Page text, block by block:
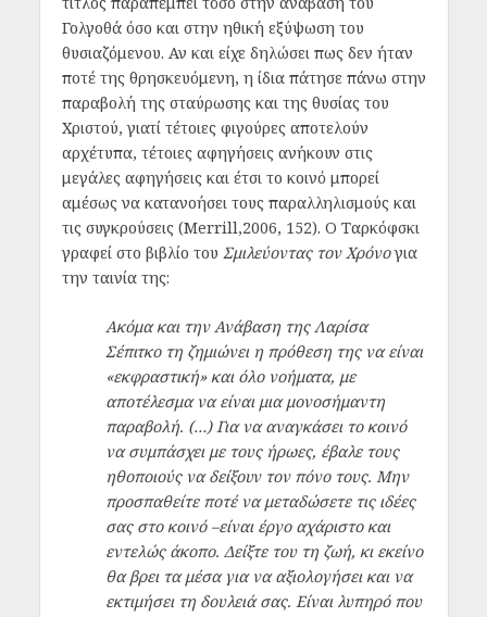
Γολγοθά όσο και στην ηθική εξύψωση του
θυσιαζόμενου. Αν και είχε δηλώσει πως δεν ήταν
ποτέ της θρησκευόμενη, η ίδια πάτησε πάνω στην
παραβολή της σταύρωσης και της θυσίας του
Χριστού, γιατί τέτοιες φιγούρες αποτελούν
αρχέτυπα, τέτοιες αφηγήσεις ανήκουν στις
μεγάλες αφηγήσεις και έτσι το κοινό μπορεί
αμέσως να κατανοήσει τους παραλληλισμούς και
τις συγκρούσεις (Merrill,2006, 152). Ο Ταρκόφσκι
γραφεί στο βιβλίο του Σμιλεύοντας τον Χρόνογια
την ταινία της:
Ακόμα και την Ανάβαση της Λαρίσα
Σέπιτκο τη ζημιώνει η πρόθεση της να είναι
«εκφραστική» και όλο νοήματα, με
αποτέλεσμα να είναι μια μονοσήμαντη
παραβολή. (…) Για να αναγκάσει το κοινό
να συμπάσχει με τους ήρωες, έβαλε τους
ηθοποιούς να δείξουν τον πόνο τους. Μην
προσπαθείτε ποτέ να μεταδώσετε τις ιδέες
σας στο κοινό –είναι έργο αχάριστο και
εντελώς άκοπο. Δείξτε του τη ζωή, κι εκείνο
θα βρει τα μέσα για να αξιολογήσει και να
εκτιμήσει τη δουλειά σας. Είναι λυπηρό που